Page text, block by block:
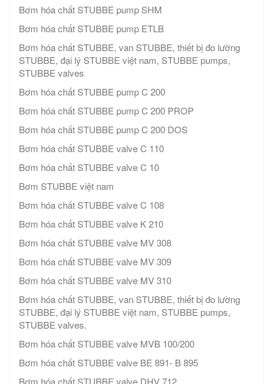
Bơm hóa chất STUBBE pump SHM
Bơm hóa chất STUBBE pump ETLB
Bơm hóa chất STUBBE, van STUBBE, thiết bị đo lường
STUBBE, đại lý STUBBE việt nam, STUBBE pumps,
STUBBE valves
Bơm hóa chất STUBBE pump C 200
Bơm hóa chất STUBBE pump C 200 PROP
Bơm hóa chất STUBBE pump C 200 DOS
Bơm hóa chất STUBBE valve C 110
Bơm hóa chất STUBBE valve C 10
Bơm STUBBE việt nam
Bơm hóa chất STUBBE valve C 108
Bơm hóa chất STUBBE valve K 210
Bơm hóa chất STUBBE valve MV 308
Bơm hóa chất STUBBE valve MV 309
Bơm hóa chất STUBBE valve MV 310
Bơm hóa chất STUBBE, van STUBBE, thiết bị đo lường
STUBBE, đại lý STUBBE việt nam, STUBBE pumps,
STUBBE valves.
Bơm hóa chất STUBBE valve MVB 100/200
Bơm hóa chất STUBBE valve BE 891- B 895